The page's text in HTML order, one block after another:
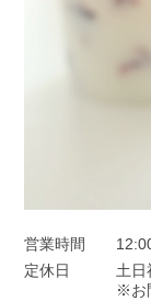
営業時間
定休日
土日
※お